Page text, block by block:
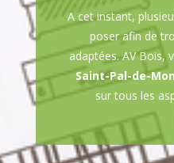
A cet instant,
poser afin de
adaptées. AV Bois,
Saint-Pal-de-
sur tous les